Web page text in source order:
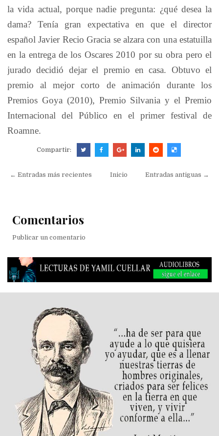
la vida actual, porque nadie pregunta: ¿qué desea la
dama? Tenía gran expectativa en que el director
español Javier Recio Gracia se alzara con una estatuilla
en la entrega de los Oscares 2010 por su obra pero el
jurado decidió dejar el premio en casa. Obtuvo el
premio al mejor corto de animación durante los
Premios Goya (2010), Premio Silvania y el Premio
Internacional del Público en el primer festival de
Roamne.
Compartir:
← Entradas más recientes Entradas antiguas →
Inicio
Comentarios
Publicar un comentario